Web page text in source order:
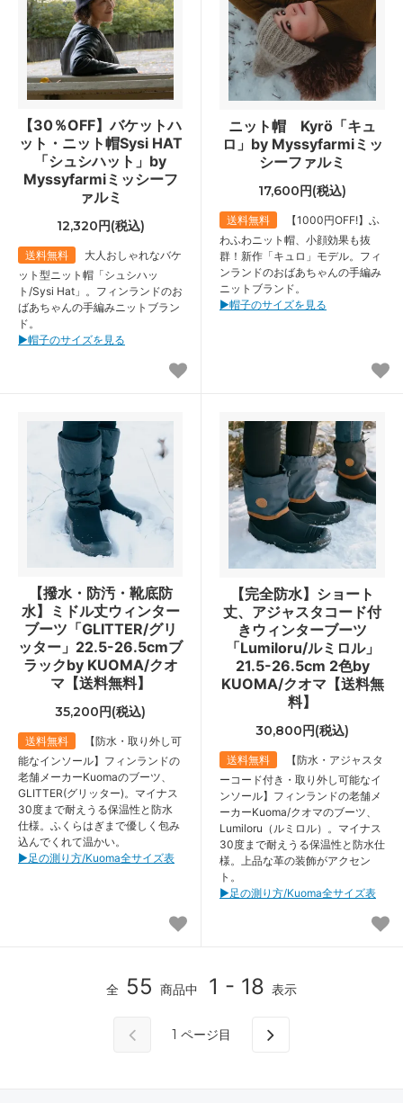
【30％OFF】バケットハ
ット・ニット帽Sysi HAT
「シュシハット」by
Myssyfarmiミッシーフ
ァルミ
12,320円(税込)
送料無料
大人おしゃれなバケ
ット型ニット帽「シュシハッ
ト/Sysi Hat」。フィンランドのお
ばあちゃんの手編みニットブラン
ド。
▶︎帽子のサイズを見る
ニット帽 Kyrö「キュ
ロ」by Myssyfarmiミッ
シーファルミ
17,600円(税込)
送料無料
【1000円OFF!】ふ
わふわニット帽、小顔効果も抜
群！新作「キュロ」モデル。フィ
ンランドのおばあちゃんの手編み
ニットブランド。
▶︎帽子のサイズを見る
【撥水・防汚・靴底防
水】ミドル丈ウィンター
ブーツ「GLITTER/グリ
ッター」22.5-26.5cmブ
ラックby KUOMA/クオ
マ【送料無料】
35,200円(税込)
送料無料
【防水・取り外し可
能なインソール】フィンランドの
老舗メーカーKuomaのブーツ、
GLITTER(グリッター)。マイナス
30度まで耐えうる保温性と防水
仕様。ふくらはぎまで優しく包み
込んでくれて温かい。
▶︎足の測り方/Kuoma全サイズ表
【完全防水】ショート
丈、アジャスタコード付
きウィンターブーツ
「Lumiloru/ルミロル」
21.5-26.5cm 2色by
KUOMA/クオマ【送料無
料】
30,800円(税込)
送料無料
【防水・アジャスタ
ーコード付き・取り外し可能なイ
ンソール】フィンランドの老舗メ
ーカーKuoma/クオマのブーツ、
Lumiloru（ルミロル）。マイナス
30度まで耐えうる保温性と防水仕
様。上品な革の装飾がアクセン
ト。
▶︎足の測り方/Kuoma全サイズ表
全 55 商品中 1 - 18 表示
1 ページ目